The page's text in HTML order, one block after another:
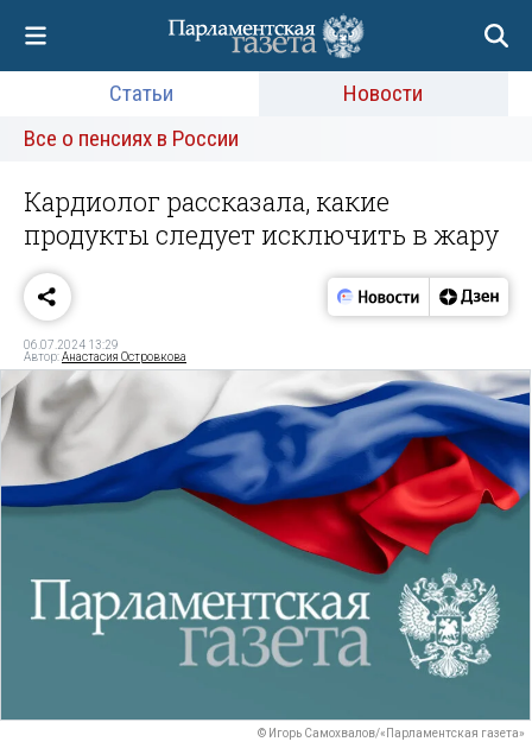
Статьи
Новости
Все о пенсиях в России
Кардиолог рассказала, какие
продукты следует исключить в жару
06.07.2024 13:29
Автор:Анастасия Островкова
© Игорь Самохвалов/«Парламентская газета»